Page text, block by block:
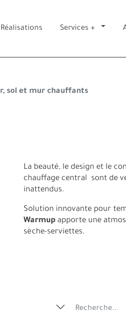
sol et mur chauffants
La beauté, le design et le
chauffage central sont de
inattendus.
Solution innovante pour
Warmup apporte une
sèche-serviettes.
Réalisations Services +